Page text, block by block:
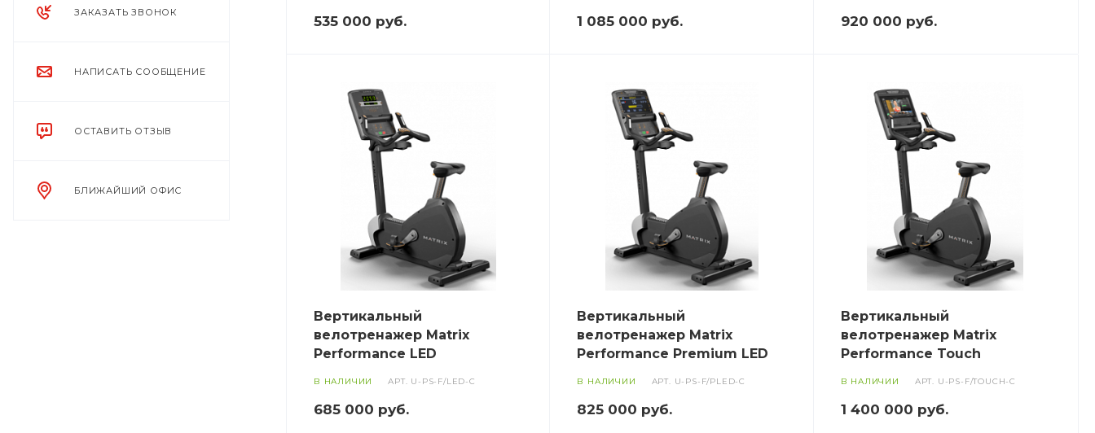
ЗАКАЗАТЬ ЗВОНОК
НАПИСАТЬ СООБЩЕНИЕ
ОСТАВИТЬ ОТЗЫВ
БЛИЖАЙШИЙ ОФИС
535 000 руб. 1 085 000 руб. 920 000 руб.
Вертикальный
велотренажер Matrix
Performance LED
В НАЛИЧИИ АРТ. U-PS-F/LED-C
685 000 руб.
Вертикальный
велотренажер Matrix
Performance Premium LED
В НАЛИЧИИ АРТ. U-PS-F/PLED-C
825 000 руб.
Вертикальный
велотренажер Matrix
Performance Touch
В НАЛИЧИИ АРТ. U-PS-F/TOUCH-C
1 400 000 руб.